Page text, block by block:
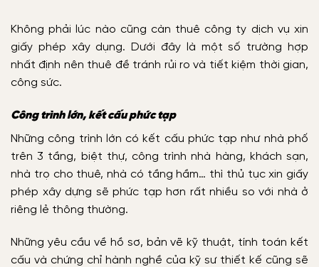
Không phải lúc nào cũng càn thuê công ty dịch vụ xin
giấy phép xây dụng. Dưới đây là một số trường hợp
nhất định nên thuê đề tránh rủi ro và tiết kiệm thời gian,
công sức.
Công trình lớn, kết cấu phức tạp
Những công trình lớn có kết cấu phức tạp như nhà phố
trên 3 tầng, biệt thự, công trình nhà hàng, khách sạn,
nhà trọ cho thuê, nhà có tầng hầm… thì thủ tục xin giấy
phép xây dựng sẽ phức tạp hơn rất nhiều so với nhà ở
riêng lẻ thông thường.
Những yêu cầu về hồ sơ, bản vẽ kỹ thuật, tính toán kết
cấu và chứng chỉ hành nghề của kỹ sư thiết kế cũng sẽ